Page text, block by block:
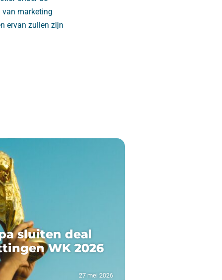
van marketing
ervan zullen zijn
sluiten deal
WK 2026
27 mei 2026